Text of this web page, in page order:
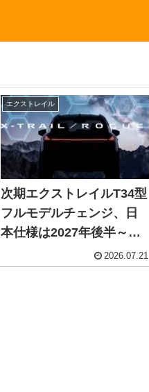
エクストレイル
次期エクストレイルT34型
フルモデルチェンジ、日
本仕様は2027年後半～
2028年度発売予想、北米
ローグe-POWERが先行
2026.07.21